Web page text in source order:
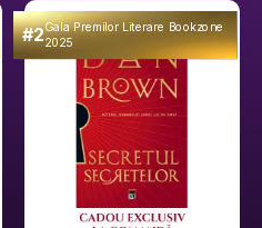
#2Gala Premilor Literare Bookzone
2025